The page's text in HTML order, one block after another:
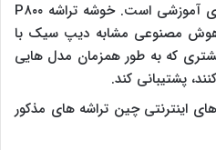
آماده سازی آن برای فعالیت های آموزشی است. خوشه تراشه P۸۰۰
مصنوعی مشابه دیپ سیک با
مشتری که به طور همزمان مدل هایی
پشتیبانی کند.
اینترنتی چین تراشه های مذکور